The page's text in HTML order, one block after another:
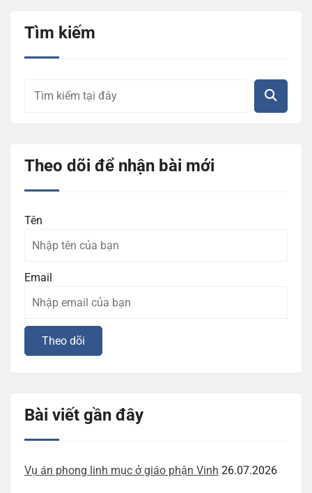
Tìm kiếm
Theo dõi để nhận bài mới
Tên
Email
Bài viết gần đây
Vụ án phong linh mục ở giáo phận Vinh 26.07.2026